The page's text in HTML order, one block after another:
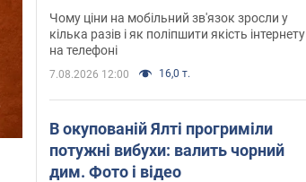
скаржитись на ціни
Чому ціни на мобільний зв'язок зросли у
кілька разів і як поліпшити якість інтернету
на телефоні
7.08.2026 12:00 16,0 т.
В окупованій Ялті прогриміли
потужні вибухи: валить чорний
дим. Фото і відео